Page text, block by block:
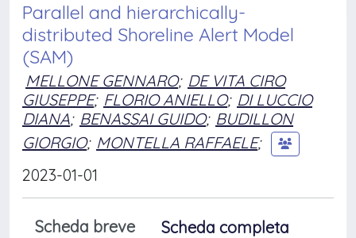
Parallel and hierarchically-
distributed Shoreline Alert Model
(SAM)
MELLONE GENNARO; DE VITA CIRO
GIUSEPPE; FLORIO ANIELLO; DI LUCCIO
DIANA; BENASSAI GUIDO; BUDILLON
GIORGIO; MONTELLA RAFFAELE;
2023-01-01
Scheda breve
Scheda completa